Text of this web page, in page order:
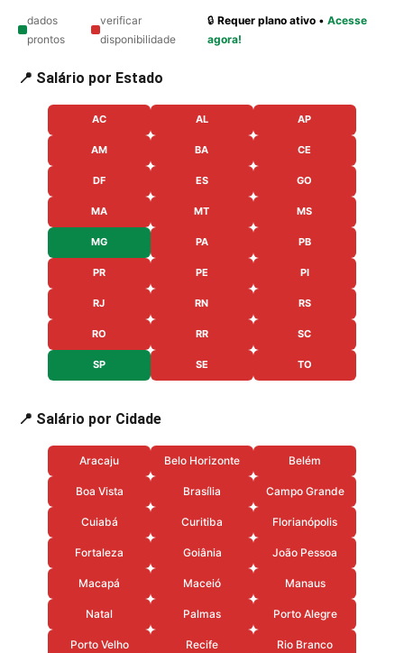
dados
prontos
verificar
disponibilidade
🔒Requer plano ativo •Acesse
agora!
📍 Salário por Estado
AC AL AP
AM BA CE
DF ES GO
MA MT MS
MG PA PB
PR PE PI
RJ RN RS
RO RR SC
SP SE TO
📍 Salário por Cidade
Aracaju Belo Horizonte Belém
Boa Vista Brasília Campo Grande
Cuiabá Curitiba Florianópolis
Fortaleza Goiânia João Pessoa
Macapá Maceió Manaus
Natal Palmas Porto Alegre
Porto Velho Recife Rio Branco